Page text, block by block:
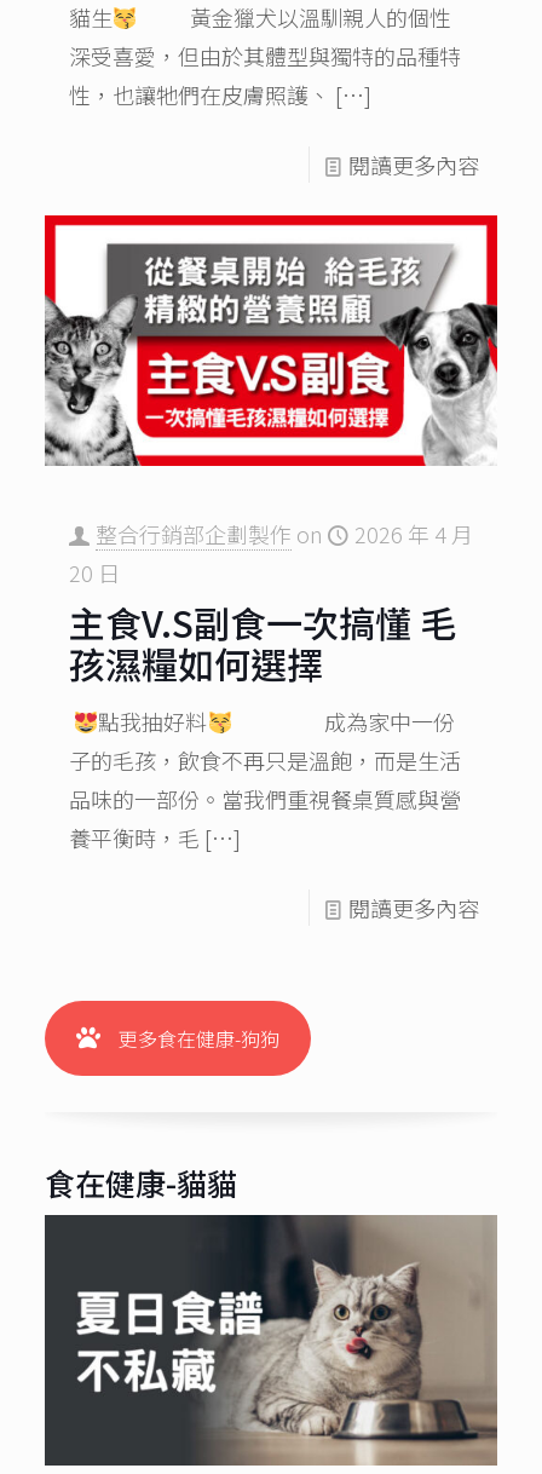
貓生
黃金獵犬以溫馴親人的個性
深受喜愛，但由於其體型與獨特的品種特
性，也讓牠們在皮膚照護、 […]
閱讀更多內容
整合行銷部企劃製作 on
2026 年 4 月
20 日
主食V.S副食一次搞懂 毛
孩濕糧如何選擇
點我抽好料
成為家中一份
子的毛孩，飲食不再只是溫飽，而是生活
品味的一部份。當我們重視餐桌質感與營
養平衡時，毛 […]
閱讀更多內容
更多食在健康-狗狗
食在健康-貓貓